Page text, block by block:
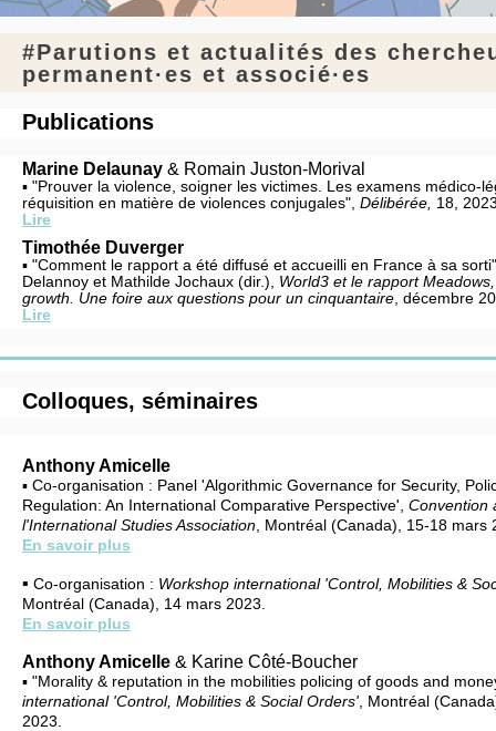
#Parutions et actualités des
permanent·es et associé·es
Publications
Marine Delaunay & Romain Juston-Morival
▪ "Prouver la violence, soigner les victimes. Les examens médico-
réquisition en matière de violences conjugales", Délibérée, 18,
Lire
Timothée Duverger
▪ "Comment le rapport a été diffusé et accueilli en France à sa
Delannoy et Mathilde Jochaux (dir.),
World3 et le rapport
growth. Une foire aux questions pour un cinquantaire , décembre
Lire
Colloques, séminaires
Anthony Amicelle
▪ Co-organisation : Panel 'Algorithmic Governance for Security,
Regulation: An International Comparative Perspective', Convention
l'International Studies Association , Montréal (Canada), 15-18 mars
En savoir plus
▪ Co-organisation : Workshop international 'Control, Mobilities &
Montréal (Canada), 14 mars 2023.
En savoir plus
Anthony Amicelle & Karine Côté-Boucher
▪ "Morality & reputation in the mobilities policing of goods and
international 'Control, Mobilities & Social Orders' , Montréal
2023.